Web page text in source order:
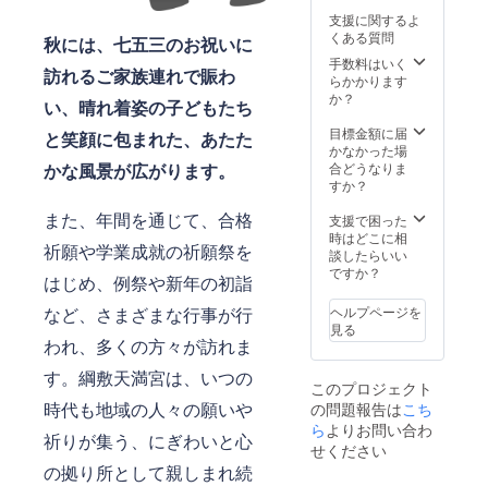
秋には、七五三のお祝いに
訪れるご家族連れで賑わ
い、晴れ着姿の子どもたち
と笑顔に包まれた、あたた
かな風景が広がります。
また、年間を通じて、合格
祈願や学業成就の祈願祭を
はじめ、例祭や新年の初詣
など、さまざまな行事が行
われ、多くの方々が訪れま
す。綱敷天満宮は、いつの
時代も地域の人々の願いや
祈りが集う、にぎわいと心
の拠り所として親しまれ続
す。
のみと
なりま
す。 ※
掲載す
る大き
入者の
数によ
り変動
しま
石碑が
存在す
る限り
掲載さ
ただき
ます。
支援に関するよ
くある質問
手数料はいく
らかかります
か？
目標金額に届
かなかった場
合どうなりま
すか？
支援で困った
時はどこに相
談したらいい
ですか？
ヘルプページを
見る
このプロジェクト
の問題報告はこち
ら よりお問い合わ
せください